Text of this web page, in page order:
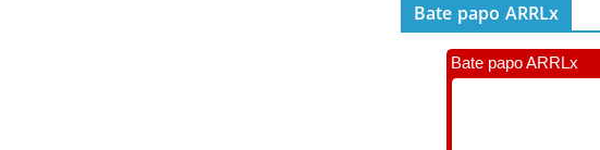
Bate papo ARRLx